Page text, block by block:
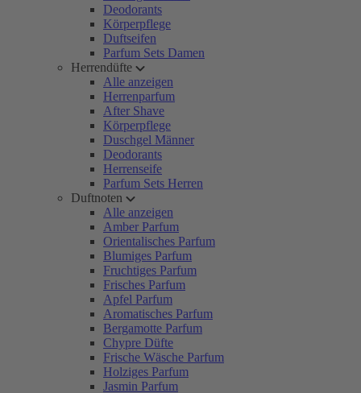
Deodorants
Körperpflege
Duftseifen
Parfum Sets Damen
Herrendüfte
Alle anzeigen
Herrenparfum
After Shave
Körperpflege
Duschgel Männer
Deodorants
Herrenseife
Parfum Sets Herren
Duftnoten
Alle anzeigen
Amber Parfum
Orientalisches Parfum
Blumiges Parfum
Fruchtiges Parfum
Frisches Parfum
Apfel Parfum
Aromatisches Parfum
Bergamotte Parfum
Chypre Düfte
Frische Wäsche Parfum
Holziges Parfum
Jasmin Parfum